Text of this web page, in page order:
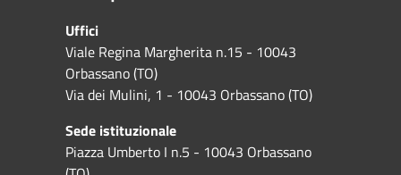
Uffici
Viale Regina Margherita n.15 - 10043
Orbassano (TO)
Via dei Mulini, 1 - 10043 Orbassano (TO)
Sede istituzionale
Piazza Umberto I n.5 - 10043 Orbassano